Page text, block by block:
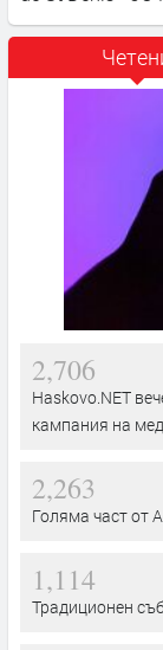
2,706
Haskovo.NET
кампания на
2,263
Голяма част от
1,114
Традиционен